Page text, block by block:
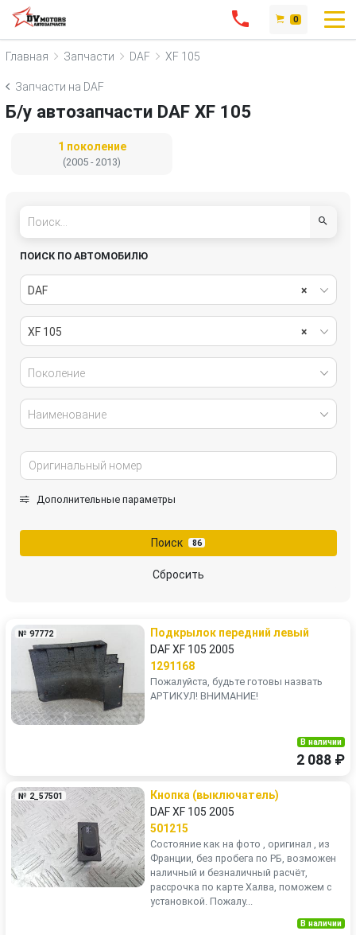
0
Главная Запчасти DAF XF 105
Запчасти на DAF
Б/у автозапчасти DAF XF 105
1 поколение
(2005 - 2013)
ПОИСК ПО АВТОМОБИЛЮ
×
DAF
×
XF 105
Поколение
Наименование
Дополнительные параметры
Поиск 86
Сбросить
№ 97772
Подкрылок передний левый
DAF XF 105 2005
1291168
Пожалуйста, будьте готовы назвать
АРТИКУЛ! ВНИМАНИЕ!
В наличии
2 088 ₽
№ 2_57501
Кнопка (выключатель)
DAF XF 105 2005
501215
Состояние как на фото , оригинал , из
Франции, без пробега по РБ, возможен
наличный и безналичный расчёт,
рассрочка по карте Халва, поможем с
установкой. Пожалу...
В наличии